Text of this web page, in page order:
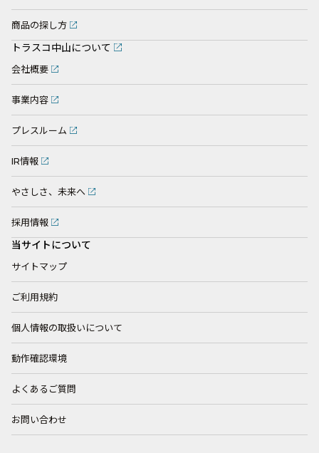
商品の探し方
トラスコ中山について
会社概要
事業内容
プレスルーム
IR情報
やさしさ、未来へ
採用情報
当サイトについて
サイトマップ
ご利用規約
個人情報の取扱いについて
動作確認環境
よくあるご質問
お問い合わせ